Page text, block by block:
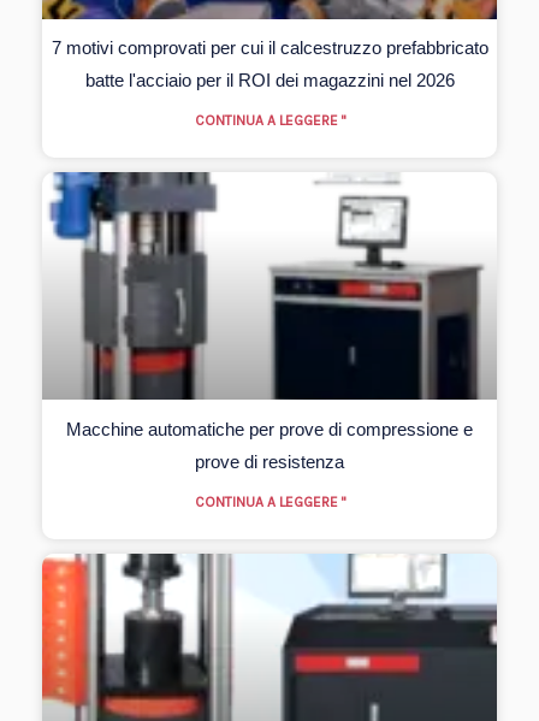
7 motivi comprovati per cui il calcestruzzo prefabbricato
batte l'acciaio per il ROI dei magazzini nel 2026
CONTINUA A LEGGERE "
Macchine automatiche per prove di compressione e
prove di resistenza
CONTINUA A LEGGERE "